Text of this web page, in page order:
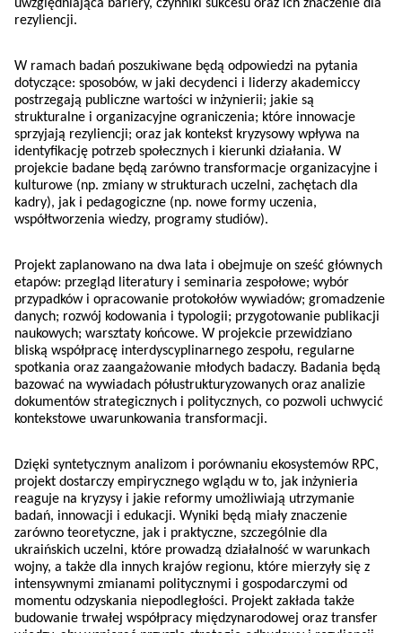
uwzględniająca bariery, czynniki sukcesu oraz ich znaczenie dla
rezyliencji.
W ramach badań poszukiwane będą odpowiedzi na pytania
dotyczące: sposobów, w jaki decydenci i liderzy akademiccy
postrzegają publiczne wartości w inżynierii; jakie są
strukturalne i organizacyjne ograniczenia; które innowacje
sprzyjają rezyliencji; oraz jak kontekst kryzysowy wpływa na
identyfikację potrzeb społecznych i kierunki działania. W
projekcie badane będą zarówno transformacje organizacyjne i
kulturowe (np. zmiany w strukturach uczelni, zachętach dla
kadry), jak i pedagogiczne (np. nowe formy uczenia,
współtworzenia wiedzy, programy studiów).
Projekt zaplanowano na dwa lata i obejmuje on sześć głównych
etapów: przegląd literatury i seminaria zespołowe; wybór
przypadków i opracowanie protokołów wywiadów; gromadzenie
danych; rozwój kodowania i typologii; przygotowanie publikacji
naukowych; warsztaty końcowe. W projekcie przewidziano
bliską współpracę interdyscyplinarnego zespołu, regularne
spotkania oraz zaangażowanie młodych badaczy. Badania będą
bazować na wywiadach półustrukturyzowanych oraz analizie
dokumentów strategicznych i politycznych, co pozwoli uchwycić
kontekstowe uwarunkowania transformacji.
Dzięki syntetycznym analizom i porównaniu ekosystemów RPC,
projekt dostarczy empirycznego wglądu w to, jak inżynieria
reaguje na kryzysy i jakie reformy umożliwiają utrzymanie
badań, innowacji i edukacji. Wyniki będą miały znaczenie
zarówno teoretyczne, jak i praktyczne, szczególnie dla
ukraińskich uczelni, które prowadzą działalność w warunkach
wojny, a także dla innych krajów regionu, które mierzyły się z
intensywnymi zmianami politycznymi i gospodarczymi od
momentu odzyskania niepodległości. Projekt zakłada także
budowanie trwałej współpracy międzynarodowej oraz transfer